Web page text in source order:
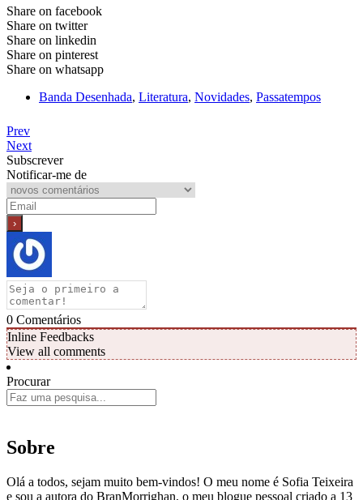
Share on facebook
Share on twitter
Share on linkedin
Share on pinterest
Share on whatsapp
Banda Desenhada, Literatura, Novidades, Passatempos
Prev
Next
Subscrever
Notificar-me de
0 Comentários
Inline Feedbacks
View all comments
Procurar
Sobre
Olá a todos, sejam muito bem-vindos! O meu nome é Sofia Teixeira
e sou a autora do BranMorrighan, o meu blogue pessoal criado a 13